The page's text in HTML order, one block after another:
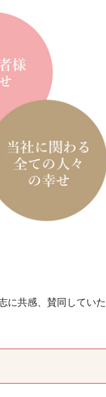
に共感、賛同していた